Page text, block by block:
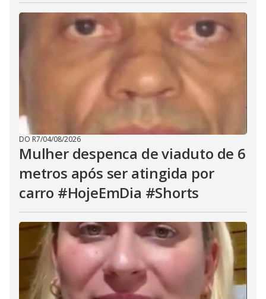
DO R7/04/08/2026
Mulher despenca de viaduto de 6
metros após ser atingida por
carro #HojeEmDia #Shorts